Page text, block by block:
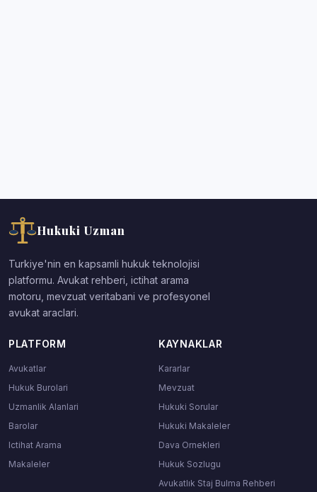
Hukuki Uzman
Turkiye'nin en kapsamli hukuk teknolojisi
platformu. Avukat rehberi, ictihat arama
motoru, mevzuat veritabani ve profesyonel
avukat araclari.
PLATFORM
Avukatlar
Hukuk Burolari
Uzmanlik Alanlari
Barolar
Ictihat Arama
Makaleler
KAYNAKLAR
Kararlar
Mevzuat
Hukuki Sorular
Hukuki Makaleler
Dava Ornekleri
Hukuk Sozlugu
Avukatlık Staj Bulma Rehberi